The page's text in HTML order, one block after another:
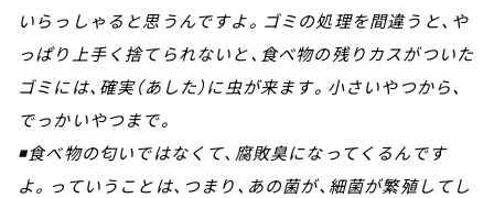
いらっしゃると思うんですよ。ゴミの処理を間違うと、や
っぱり上手く捨てられないと、食べ物の残りカスがついた
ゴミには、確実（あした）に虫が来ます。小さいやつから、
でっかいやつまで。
◾食べ物の匂いではなくて、腐敗臭になってくるんです
よ。っていうことは、つまり、あの菌が、細菌が繁殖してし